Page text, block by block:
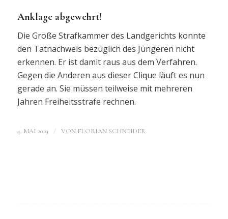
Anklage abgewehrt!
Die Große Strafkammer des Landgerichts konnte
den Tatnachweis bezüglich des Jüngeren nicht
erkennen. Er ist damit raus aus dem Verfahren.
Gegen die Anderen aus dieser Clique läuft es nun
gerade an. Sie müssen teilweise mit mehreren
Jahren Freiheitsstrafe rechnen.
4. MAI 2019 / VON FLORIAN SCHNEIDER